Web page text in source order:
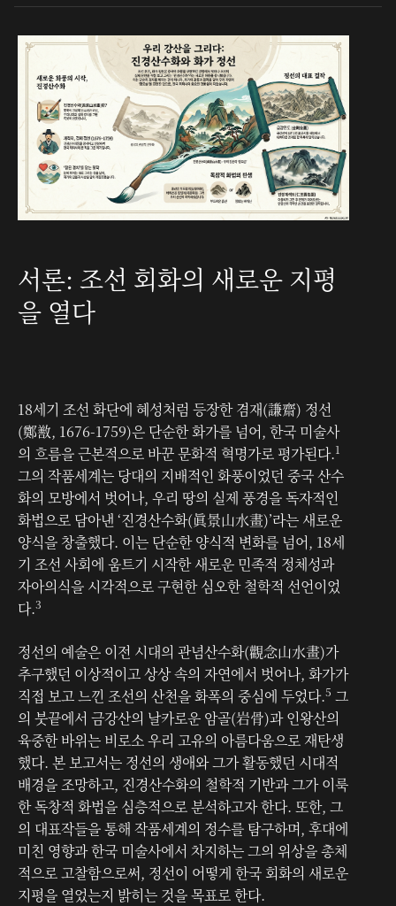
서론: 조선 회화의 새로운 지평
을 열다
18세기 조선 화단에 혜성처럼 등장한 겸재(謙齋) 정선
(鄭敾, 1676-1759)은 단순한 화가를 넘어, 한국 미술사
의 흐름을 근본적으로 바꾼 문화적 혁명가로 평가된다.1
그의 작품세계는 당대의 지배적인 화풍이었던 중국 산수
화의 모방에서 벗어나, 우리 땅의 실제 풍경을 독자적인
화법으로 담아낸 ‘진경산수화(眞景山水畫)’라는 새로운
양식을 창출했다. 이는 단순한 양식적 변화를 넘어, 18세
기 조선 사회에 움트기 시작한 새로운 민족적 정체성과
자아의식을 시각적으로 구현한 심오한 철학적 선언이었
다.3
정선의 예술은 이전 시대의 관념산수화(觀念山水畫)가
추구했던 이상적이고 상상 속의 자연에서 벗어나, 화가가
직접 보고 느낀 조선의 산천을 화폭의 중심에 두었다.5 그
의 붓끝에서 금강산의 날카로운 암골(岩骨)과 인왕산의
육중한 바위는 비로소 우리 고유의 아름다움으로 재탄생
했다. 본 보고서는 정선의 생애와 그가 활동했던 시대적
배경을 조망하고, 진경산수화의 철학적 기반과 그가 이룩
한 독창적 화법을 심층적으로 분석하고자 한다. 또한, 그
의 대표작들을 통해 작품세계의 정수를 탐구하며, 후대에
미친 영향과 한국 미술사에서 차지하는 그의 위상을 총체
적으로 고찰함으로써, 정선이 어떻게 한국 회화의 새로운
지평을 열었는지 밝히는 것을 목표로 한다.